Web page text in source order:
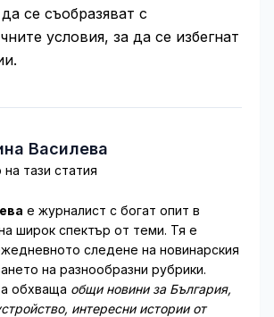
се съобразяват с
условия, за да се избегнат
Василева
тази статия
е журналист с богат опит в
широк спектър от теми. Тя е
следене на новинарския
на разнообразни рубрики.
обхваща общи новини за България,
интересни истории от